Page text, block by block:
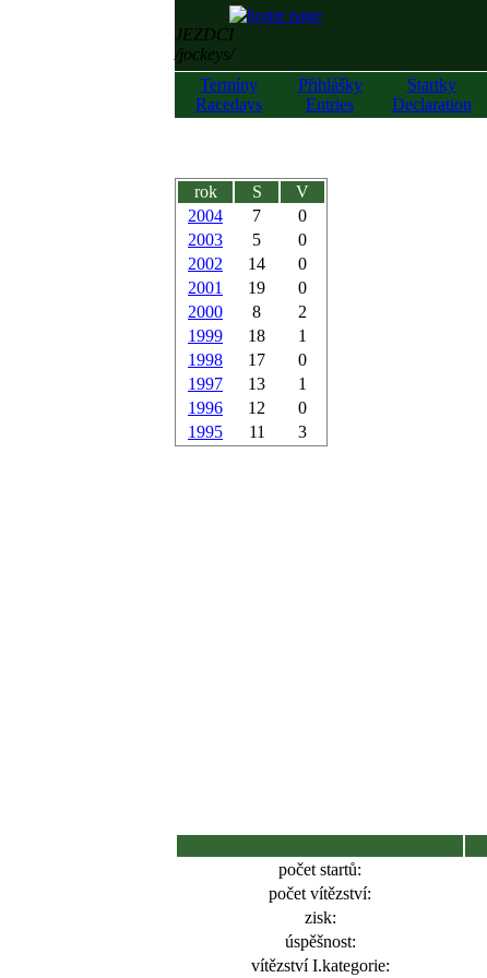
JEZDCI
/jockeys/
Termíny
Racedays
Přihlášky
Entries
Startky
Declaration
rok S
V
2004
7
0
2003
5
0
2002
14
0
2001
19
0
2000
8
2
1999
18
1
1998
17
0
1997
13
1
1996
12
0
1995
11 3
počet startů:
počet vítězství:
zisk:
úspěšnost:
vítězství I.kategorie: